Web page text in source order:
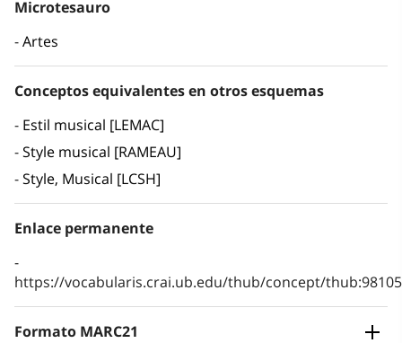
Microtesauro
Artes
Conceptos equivalentes en otros esquemas
Estil musical [LEMAC]
Style musical [RAMEAU]
Style, Musical [LCSH]
Enlace permanente
https://vocabularis.crai.ub.edu/thub/concept/
Formato MARC21